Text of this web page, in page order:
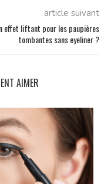
article suivant
effet liftant pour les paupières
tombantes sans eyeliner ?
AIMER